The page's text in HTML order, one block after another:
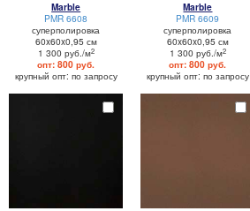
Marble
PMR 6608
суперполировка
60x60x0,95 см
1 300 руб./м2
опт: 800 руб.
крупный опт: по запросу
Marble
PMR 6609
суперполировка
60x60x0,95 см
1 300 руб./м2
опт: 800 руб.
крупный опт: по запросу